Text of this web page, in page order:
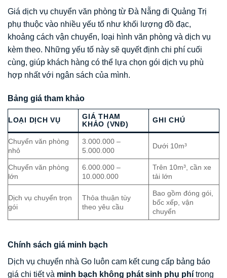
Giá dịch vụ chuyển văn phòng từ Đà Nẵng đi Quảng Trị
phụ thuộc vào nhiều yếu tố như khối lượng đồ đạc,
khoảng cách vận chuyển, loại hình văn phòng và dịch vụ
kèm theo. Những yếu tố này sẽ quyết định chi phí cuối
cùng, giúp khách hàng có thể lựa chọn gói dịch vụ phù
hợp nhất với ngân sách của mình.
Bảng giá tham khảo
LOẠI DỊCH VỤ
GIÁ THAM
KHẢO (VNĐ)
GHI CHÚ
Chuyển văn phòng
nhỏ
3.000.000 –
5.000.000
Dưới 10m³
Chuyển văn phòng
lớn
6.000.000 –
10.000.000
Trên 10m³, cần xe
tải lớn
Dịch vụ chuyển trọn
gói
Thỏa thuận tùy
theo yêu cầu
Bao gồm đóng gói,
bốc xếp, vận
chuyển
Chính sách giá minh bạch
Dịch vụ chuyển nhà Go luôn cam kết cung cấp bảng báo
giá chi tiết và minh bạch không phát sinh phụ phí trong